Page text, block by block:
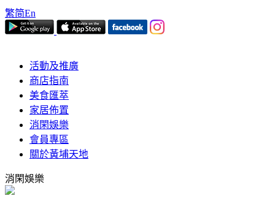
繁简En
活動及推廣
商店指南
美食匯萃
家居佈置
消閑娛樂
會員專區
關於黃埔天地
消閑娛樂